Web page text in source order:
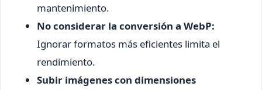
mantenimiento.
No considerar la conversión a WebP:
Ignorar formatos más eficientes limita el
rendimiento.
Subir imágenes con dimensiones